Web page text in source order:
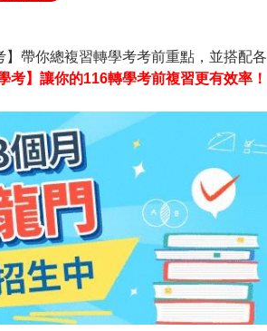
】帶你總複習轉學考考前重點，並搭配各
考】讓你的116轉學考前複習更有效率！